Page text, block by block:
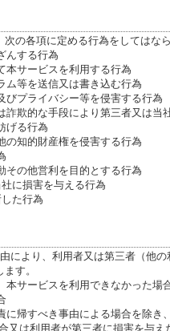
の各項に定める行為をしてはな
んする行為
本サービスを利用する行為
ム等を送信又は書き込む行為
びプライバシー等を侵害する行為
詐欺的な手段により第三者又は当
げる行為
の知的財産権を侵害する行為
その他営利を目的とする行為
に損害を与える行為
た行為
により、利用者又は第三者（他
す。
本サービスを利用できなかった場
に帰すべき事由による場合を除き
又は利用者が第三者に損害を与え